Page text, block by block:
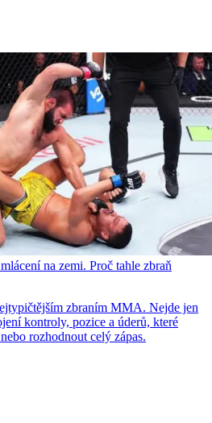
na zemi. Proč tahle zbraň
zbraním MMA. Nejde jen
kontroly, pozice a úderů, které
rozhodnout celý zápas.